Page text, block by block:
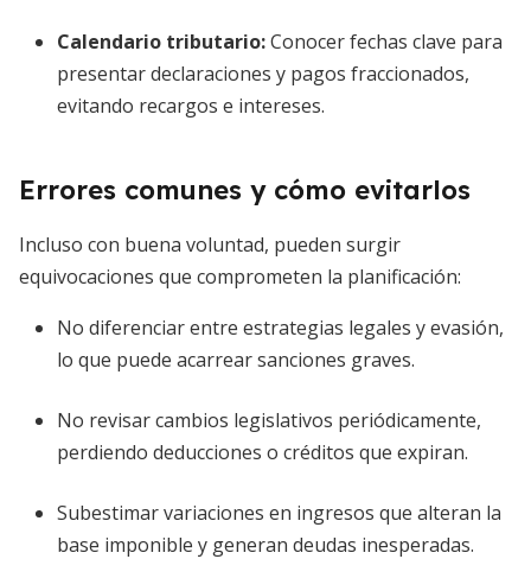
Calendario tributario:Conocer fechas clave para
presentar declaraciones y pagos fraccionados,
evitando recargos e intereses.
Errores comunes y cómo evitarlos
Incluso con buena voluntad, pueden surgir
equivocaciones que comprometen la planificación:
No diferenciar entre estrategias legales y evasión,
lo que puede acarrear sanciones graves.
No revisar cambios legislativos periódicamente,
perdiendo deducciones o créditos que expiran.
Subestimar variaciones en ingresos que alteran la
base imponible y generan deudas inesperadas.